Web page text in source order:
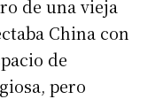
de una vieja
China con
de
pero